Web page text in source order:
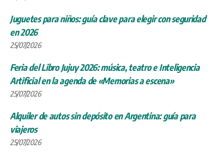
Juguetes para niños: guía clave para elegir con seguridad
en 2026
25/07/2026
Feria del Libro Jujuy 2026: música, teatro e Inteligencia
Artificial en la agenda de «Memorias a escena»
25/07/2026
Alquiler de autos sin depósito en Argentina: guía para
viajeros
25/07/2026